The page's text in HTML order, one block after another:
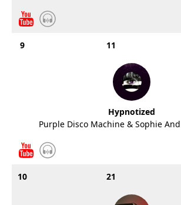
9 11
Hypnotized
Purple Disco Machine & Sophie
10 21